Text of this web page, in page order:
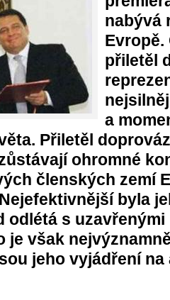
nabývá
Evropě.
přiletěl
a
Přiletěl
ohromné
členských zemí
byla
odlétá s
je však
jeho vyjádření